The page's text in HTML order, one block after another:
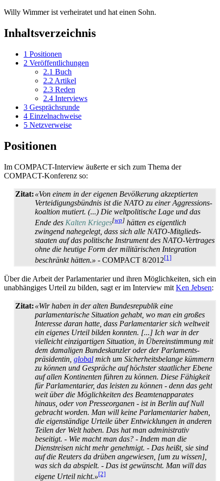
Willy Wimmer ist verheiratet und hat einen Sohn.
Inhaltsverzeichnis
1 Positionen
2 Veröffentlichungen
2.1 Buch
2.2 Artikel
2.3 Reden
2.4 Interviews
3 Gesprächsrunde
4 Einzelnachweise
5 Netzverweise
Positionen
Im COMPACT-Interview äußerte er sich zum Thema der
COMPACT-Konferenz so:
Zitat: «Von einem in der eigenen Bevölkerung akzeptierten
Verteidigungs­bündnis ist die NATO zu einer Aggressions­
koaltion mutiert. (...) Die weltpolitische Lage und das
Ende des Kalten Krieges[wp] hätten es eigentlich
zwingend nahegelegt, dass sich alle NATO-Mitglieds­
staaten auf das politische Instrument des NATO-Vertrages
ohne die heutige Form der militärischen Integration
beschränkt hätten.» - COMPACT 8/2012[1]
Über die Arbeit der Parlamentarier und ihren Möglichkeiten, sich ein
unabhängiges Urteil zu bilden, sagt er im Interview mit Ken Jebsen:
Zitat: «Wir haben in der alten Bundesrepublik eine
parlamentarische Situation gehabt, wo man ein großes
Interesse daran hatte, dass Parlamentarier sich weltweit
ein eigenes Urteil bilden konnten. [...] Ich war in der
vielleicht einzigartigen Situation, in Übereinstimmung mit
dem damaligen Bundes­kanzler oder der Parlaments­
präsidentin, global mich um Sicherheits­belange kümmern
zu können und Gespräche auf höchster staatlicher Ebene
auf allen Kontinenten führen zu können. Diese Fähigkeit
für Parlamentarier, das leisten zu können - denn das geht
weit über die Möglichkeiten des Beamten­apparates
hinaus, oder von Presseorganen - ist in Berlin auf Null
gebracht worden. Man will keine Parlamentarier haben,
die eigenständige Urteile über Entwicklungen in anderen
Teilen der Welt haben. Das hat man administrativ
beseitigt. - Wie macht man das? - Indem man die
Dienstreisen nicht mehr genehmigt. - Das heißt, sie sind
auf die Reuters da drüben angewiesen, [um zu wissen],
was sich da abspielt. - Das ist gewünscht. Man will das
eigene Urteil nicht.»[2]